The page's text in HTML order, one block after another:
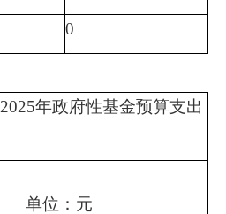
0
2025年政府性基金预算支出
单位：元